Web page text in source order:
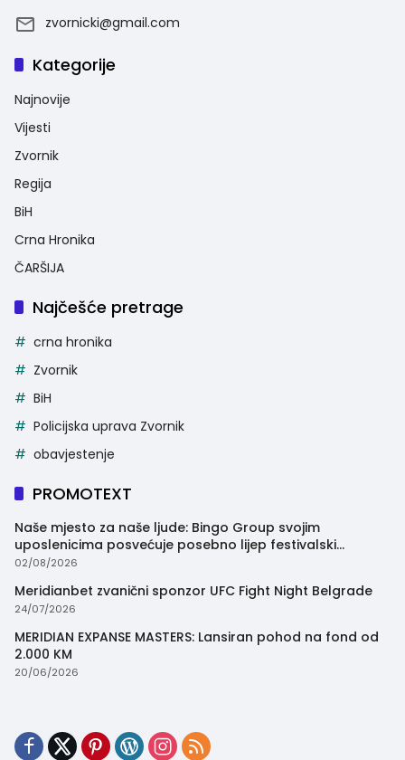
zvornicki@gmail.com
Kategorije
Najnovije
Vijesti
Zvornik
Regija
BiH
Crna Hronika
ČARŠIJA
Najčešće pretrage
crna hronika
Zvornik
BiH
Policijska uprava Zvornik
obavjestenje
PROMOTEXT
Naše mjesto za naše ljude: Bingo Group svojim
uposlenicima posvećuje posebno lijep festivalski
trenutak
02/08/2026
Meridianbet zvanični sponzor UFC Fight Night Belgrade
24/07/2026
MERIDIAN EXPANSE MASTERS: Lansiran pohod na fond od
2.000 KM
20/06/2026